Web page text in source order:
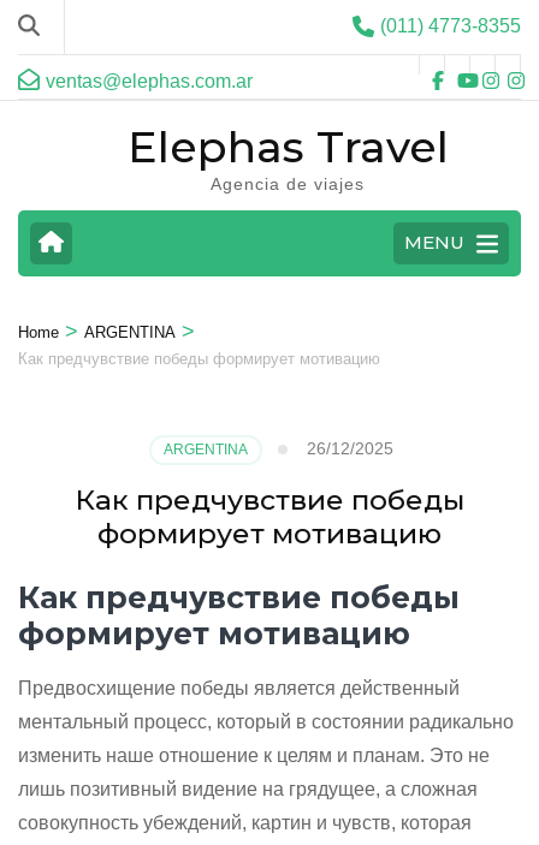
(011) 4773-8355
ventas@elephas.com.ar
Elephas Travel
Agencia de viajes
MENU
Home > ARGENTINA >
Как предчувствие победы формирует мотивацию
ARGENTINA 26/12/2025
Как предчувствие победы
формирует мотивацию
Как предчувствие победы
формирует мотивацию
Предвосхищение победы является действенный
ментальный процесс, который в состоянии радикально
изменить наше отношение к целям и планам. Это не
лишь позитивный видение на грядущее, а сложная
совокупность убеждений, картин и чувств, которая